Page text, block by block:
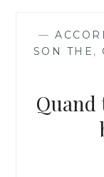
—
SON THE ,
Quand